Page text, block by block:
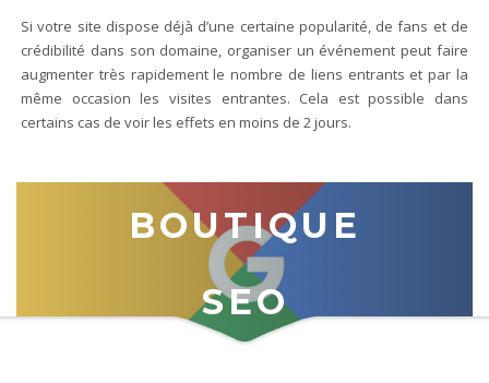
Si votre site dispose déjà d’une certaine popularité, de fans et de
crédibilité dans son domaine, organiser un événement peut faire
augmenter très rapidement le nombre de liens entrants et par la
même occasion les visites entrantes. Cela est possible dans
certains cas de voir les effets en moins de 2 jours.
BOUTIQUE
SEO